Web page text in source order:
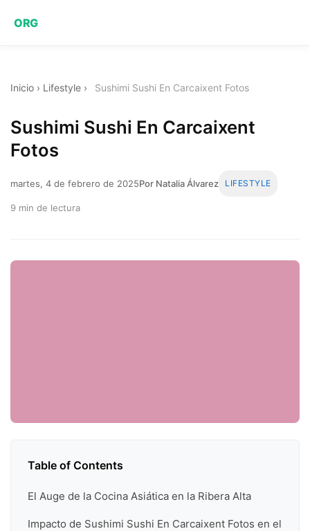
ORG
Inicio › Lifestyle › Sushimi Sushi En Carcaixent Fotos
Sushimi Sushi En Carcaixent
Fotos
martes, 4 de febrero de 2025Por Natalia Álvarez LIFESTYLE
9 min de lectura
Table of Contents
El Auge de la Cocina Asiática en la Ribera Alta
Impacto de Sushimi Sushi En Carcaixent Fotos en el